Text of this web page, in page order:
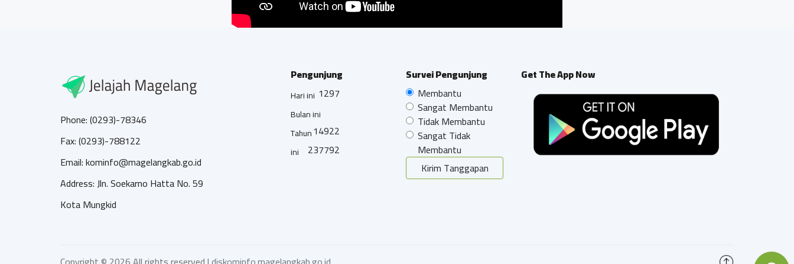
Phone: (0293)-78346
Fax: (0293)-788122
Email: kominfo@magelangkab.go.id
Address: Jln. Soekarno Hatta No. 59
Kota Mungkid
Pengunjung
Hari ini 1297
Bulan ini
14922
Tahun
ini
237792
Survei Pengunjung
Membantu
Sangat Membantu
Tidak Membantu
Sangat Tidak
Membantu
Kirim Tanggapan
Get The App Now